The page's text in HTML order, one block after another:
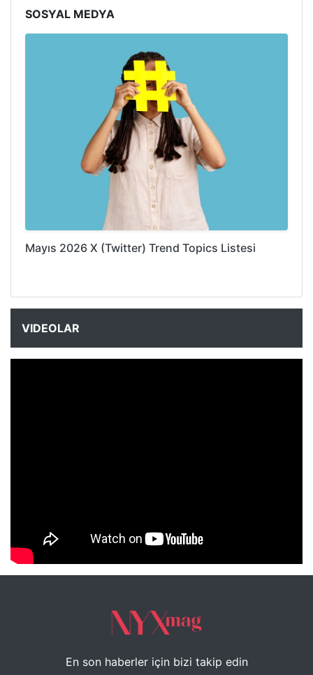
SOSYAL MEDYA
Mayıs 2026 X (Twitter) Trend Topics Listesi
VIDEOLAR
NYXmag 2. Yaş Kutlama Etkinliği
En son haberler için bizi takip edin